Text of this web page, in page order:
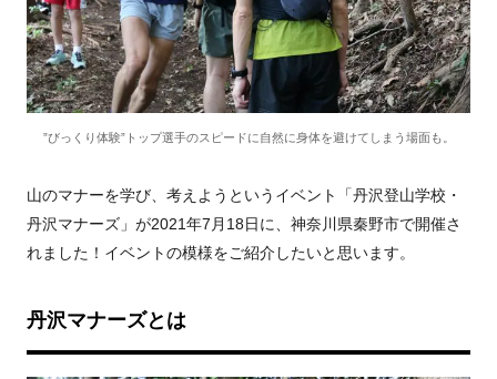
”びっくり体験”トップ選手のスピードに自然に身体を避けてしまう場面も。
山のマナーを学び、考えようというイベント「丹沢登山学校・
丹沢マナーズ」が2021年7月18日に、神奈川県秦野市で開催さ
れました！イベントの模様をご紹介したいと思います。
丹沢マナーズとは